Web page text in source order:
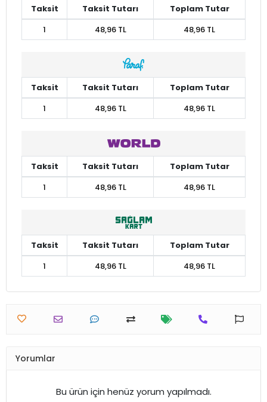
Taksit Taksit Tutarı
Toplam Tutar
1
48,96 TL 48,96 TL
Taksit Taksit Tutarı
Toplam Tutar
1
48,96 TL 48,96 TL
Taksit Taksit Tutarı
Toplam Tutar
1
48,96 TL 48,96 TL
Taksit Taksit Tutarı
Toplam Tutar
1
48,96 TL 48,96 TL
Yorumlar
Bu ürün için henüz yorum yapılmadı.